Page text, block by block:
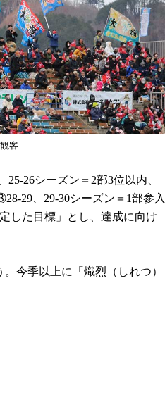
客
26シーズン＝2部3位以内、
29、29-30シーズン＝1部参入
した目標」とし、達成に向け
今季以上に「熾烈（しれつ）